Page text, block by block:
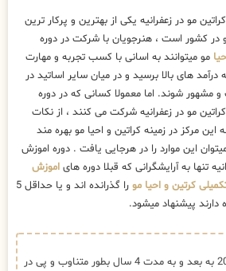
مو در زعفرانیه یکی از بهترین و پرکار ترین
در کشور است ، هنرجویان با شرکت در دوره
مو میتوانند به اسانی با کسب تجربه و مهارت
های بالا برسید و در میان سایر اساتید در
مشهور شوند. اما معمولا کسانی که در دوره
مو در زعفرانیه شرکت می کنند ، از نکات
مرکز در زمینه کراتین و احیا مو بهره مند
این موارد را در هرجایی یافت . دوره اموزش
تنها به آرایشگرانی که قبلا دوره های اموزش
کرتین و احیا مو
را گذرانده اند و یا حداقل 5
دارند پیشنهاد میشود.
عریس توانسته از سال 2017 به بعد و به مدت 4 سال بطور متناوب و پی در